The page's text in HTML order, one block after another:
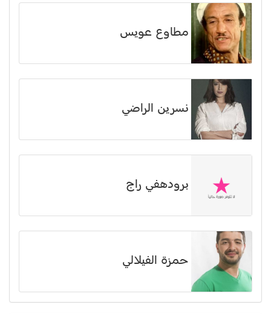
مطاوع عويس
نسرين الراضي
برودهفي راج
حمزة الفيلالي